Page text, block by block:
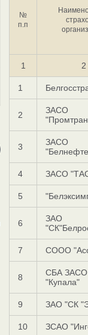
№
п.п
1 2
1
2
ЗАСО
3
ЗАСО
4 ЗАСО
5
6
ЗАО
7 СООО
8
СБА ЗАСО
"Купала"
9 ЗАО "СК
10 ЗСАО